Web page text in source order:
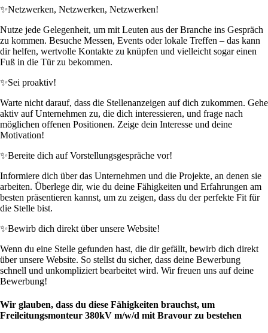
✨Netzwerken, Netzwerken, Netzwerken!
Nutze jede Gelegenheit, um mit Leuten aus der Branche ins Gespräch
zu kommen. Besuche Messen, Events oder lokale Treffen – das kann
dir helfen, wertvolle Kontakte zu knüpfen und vielleicht sogar einen
Fuß in die Tür zu bekommen.
✨Sei proaktiv!
Warte nicht darauf, dass die Stellenanzeigen auf dich zukommen. Gehe
aktiv auf Unternehmen zu, die dich interessieren, und frage nach
möglichen offenen Positionen. Zeige dein Interesse und deine
Motivation!
✨Bereite dich auf Vorstellungsgespräche vor!
Informiere dich über das Unternehmen und die Projekte, an denen sie
arbeiten. Überlege dir, wie du deine Fähigkeiten und Erfahrungen am
besten präsentieren kannst, um zu zeigen, dass du der perfekte Fit für
die Stelle bist.
✨Bewirb dich direkt über unsere Website!
Wenn du eine Stelle gefunden hast, die dir gefällt, bewirb dich direkt
über unsere Website. So stellst du sicher, dass deine Bewerbung
schnell und unkompliziert bearbeitet wird. Wir freuen uns auf deine
Bewerbung!
Wir glauben, dass du diese Fähigkeiten brauchst, um
Freileitungsmonteur 380kV m/w/d mit Bravour zu bestehen